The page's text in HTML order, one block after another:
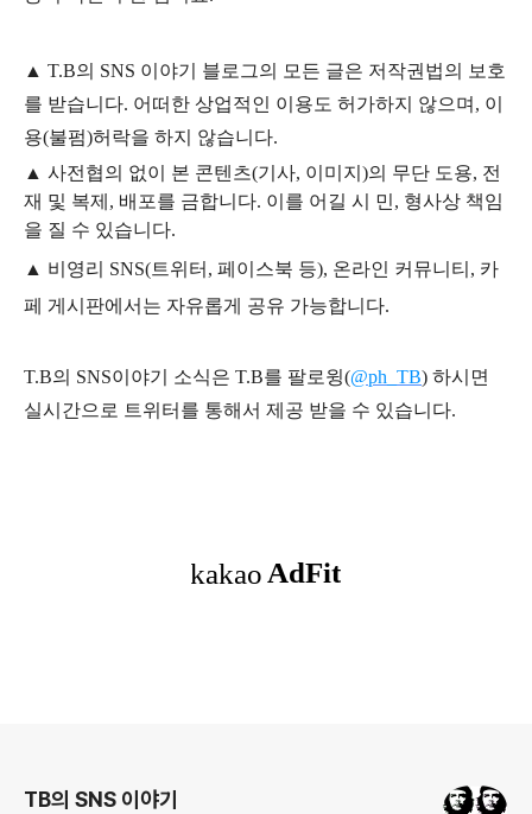
▲ T.B의 SNS 이야기 블 로그의 모든 글은 저작권법의 보호
를 받습니다. 어떠한 상업적인 이용도 허가하지 않으며, 이
용(불펌)허락을 하지 않습니다.
▲ 사전협의 없이 본 콘텐츠(기사, 이미지)의 무단 도용, 전
재 및 복제, 배포를 금합니다. 이를 어길 시 민, 형사상 책임
을 질 수 있습니다.
▲ 비영리 SNS(트위터, 페이스북 등), 온라인 커뮤니티, 카
페 게시판에서는 자유롭게 공유 가능합니다.
T.B의 SNS이야기 소식은 T.B를 팔로윙(@ph_TB) 하시면
실시간으로 트위터를 통해서 제공 받을 수 있습니다.
TB의 SNS 이야기